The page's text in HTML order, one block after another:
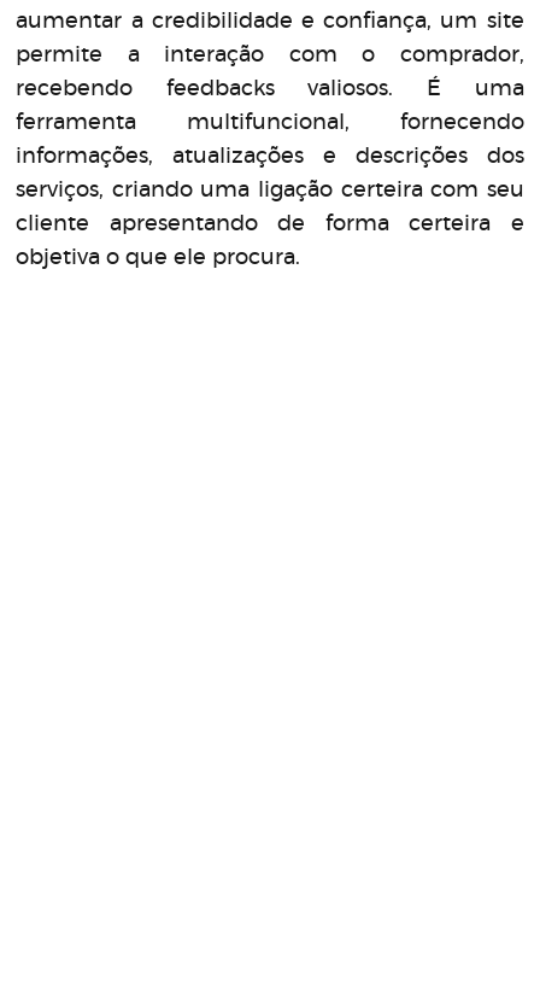
aumentar a credibilidade e confiança, um site
permite a interação com o comprador,
recebendo feedbacks valiosos. É uma
ferramenta multifuncional, fornecendo
informações, atualizações e descrições dos
serviços, criando uma ligação certeira com seu
cliente apresentando de forma certeira e
objetiva o que ele procura.